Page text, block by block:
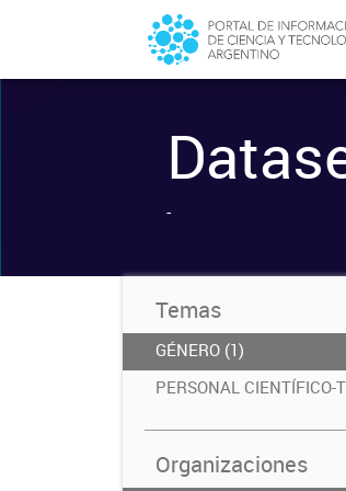
-
Temas
GÉNERO (1)
PERSONAL CIENTÍFICO-
Organizaciones